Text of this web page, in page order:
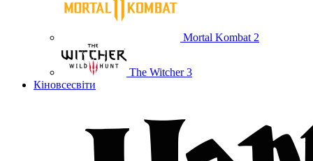
Mortal Kombat 2
The Witcher 3
Кіновсесвіти